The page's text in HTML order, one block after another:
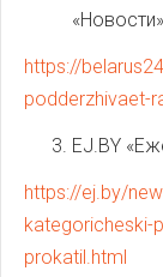
https://
podderzhivaet-
EJ.BY
https://ej.by/
kategoricheski-
prokatil.html